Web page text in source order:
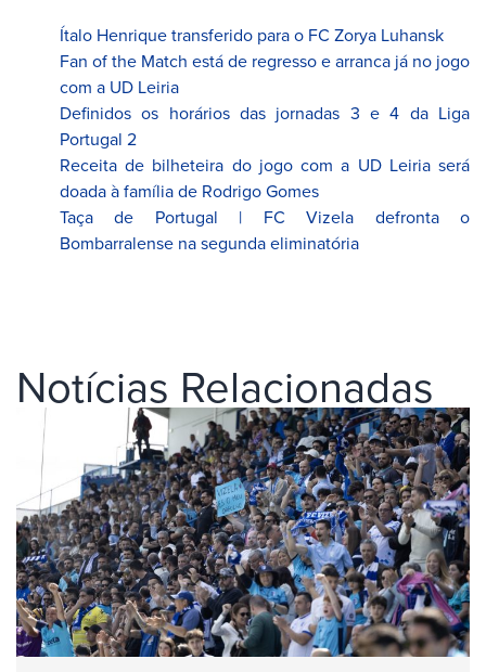
Ítalo Henrique transferido para o FC Zorya Luhansk
Fan of the Match está de regresso e arranca já no jogo
com a UD Leiria
Definidos os horários das jornadas 3 e 4 da Liga
Portugal 2
Receita de bilheteira do jogo com a UD Leiria será
doada à família de Rodrigo Gomes
Taça de Portugal | FC Vizela defronta o
Bombarralense na segunda eliminatória
Notícias Relacionadas